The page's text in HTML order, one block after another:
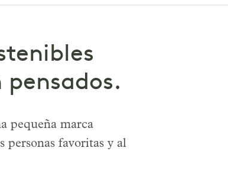
pequeña marca
personas favoritas y al